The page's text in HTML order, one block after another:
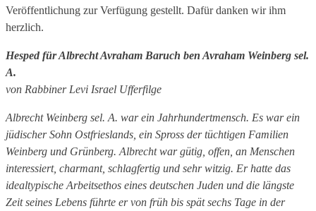
Veröffentlichung zur Verfügung gestellt. Dafür danken wir ihm
herzlich.
Hesped für Albrecht Avraham Baruch ben Avraham Weinberg sel.
A.
von Rabbiner Levi Israel Ufferfilge
Albrecht Weinberg sel. A. war ein Jahrhundertmensch. Es war ein
jüdischer Sohn Ostfrieslands, ein Spross der tüchtigen Familien
Weinberg und Grünberg. Albrecht war gütig, offen, an Menschen
interessiert, charmant, schlagfertig und sehr witzig. Er hatte das
idealtypische Arbeitsethos eines deutschen Juden und die längste
Zeit seines Lebens führte er von früh bis spät sechs Tage in der